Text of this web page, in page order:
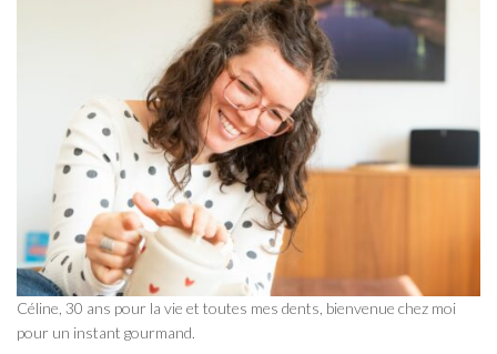
Céline, 30 ans pour la vie et toutes mes dents, bienvenue chez moi
pour un instant gourmand.